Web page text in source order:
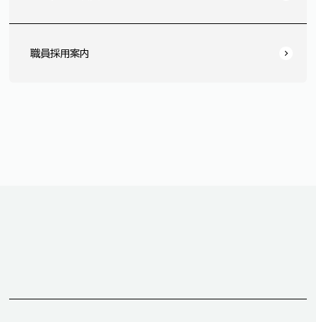
職員採用案内